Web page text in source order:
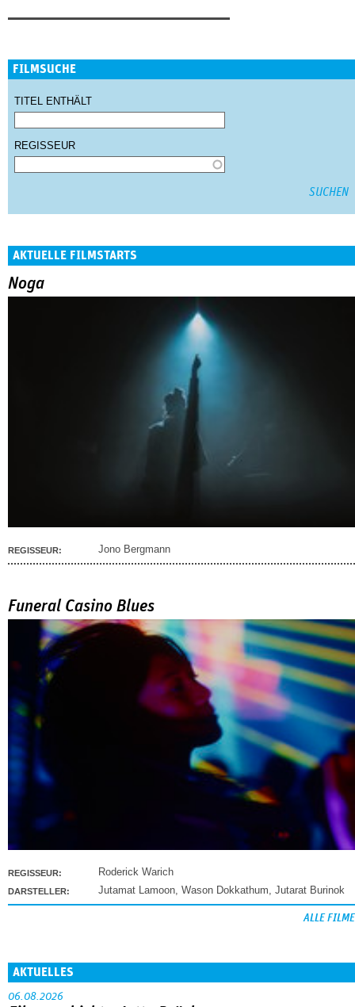
FILMSUCHE
TITEL ENTHÄLT
REGISSEUR
AKTUELLE FILMSTARTS
Noga
REGISSEUR: Jono Bergmann
Funeral Casino Blues
REGISSEUR: Roderick Warich
DARSTELLER: Jutamat Lamoon, Wason Dokkathum, Jutarat Burinok
ALLE FILME
AKTUELLES
06.08.2026